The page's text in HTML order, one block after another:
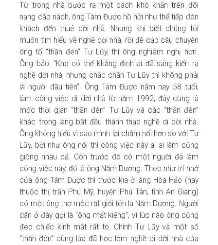
Từ trong nhà bước ra một cách khó khăn trên đôi
nạng cắp nách, ông Tám Được hồ hởi như thể tiếp đón
khách đến thuê dời nhà. Nhưng khi biết chúng tôi
muốn tìm hiểu về nghề dời nhà, rồi đề cập câu chuyện
ông tổ “thần đèn” Tư Lũy, thì ông nghiêm nghị hơn.
Ông bảo: “Khó có thể khẳng định ai đã sáng kiến ra
nghề dời nhà, nhưng chắc chắn Tư Lũy thì không phải
là người đầu tiên”. Ông Tám Được năm nay 58 tuổi,
làm công việc di dời nhà từ năm 1992, đây cũng là
mốc thời gian “thần đèn” Tư Lũy và các “thần đèn”
khác trong làng bắt đầu thành thạo nghề di dời nhà.
Ông không hiểu vì sao mình lại chậm nổi hơn so với Tư
Lũy, bởi như ông nói thì công việc này ai ai làm cũng
giống nhau cả. Còn trước đó có một người đã làm
công việc này, đó là ông Năm Dương. Theo như trí nhớ
của ông Tám Được thì trước kia ở làng Hòa Hảo (nay
thuộc thị trấn Phú Mỹ, huyện Phú Tân, tỉnh An Giang)
có một ông thợ mộc rất giỏi tên là Năm Dương. Người
dân ở đây gọi là “ông mắt kiếng”, vì lúc nào ông cũng
đeo chiếc kính mắt rất to. Chính Tư Lũy và một số
“thần đèn” cùng lứa đã học lỏm nghề di dời nhà của